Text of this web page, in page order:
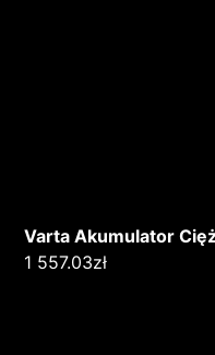
Varta Akumulator
1 557.03zł